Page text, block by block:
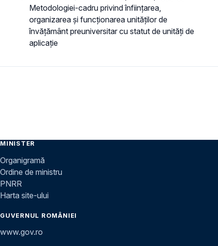
Metodologiei-cadru privind înființarea,
organizarea și funcționarea unităților de
învățământ preuniversitar cu statut de unități de
aplicație
MINISTER
Organigramă
Ordine de ministru
PNRR
Harta site-ului
GUVERNUL ROMÂNIEI
www.gov.ro